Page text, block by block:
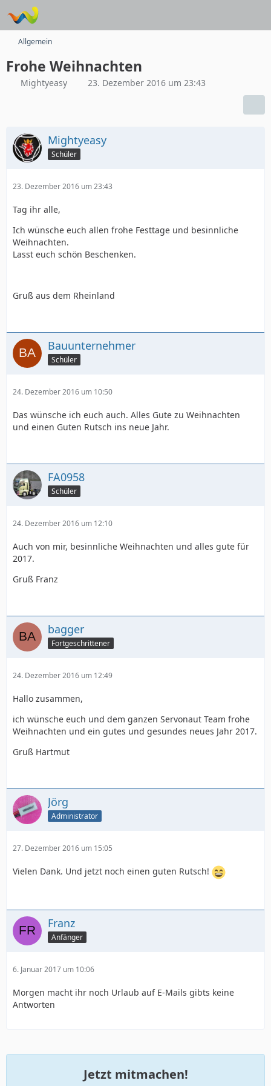
Allgemein
Frohe Weihnachten
Mightyeasy 23. Dezember 2016 um 23:43
Mightyeasy
Schüler
23. Dezember 2016 um 23:43
Tag ihr alle,
Ich wünsche euch allen frohe Festtage und besinnliche
Weihnachten.
Lasst euch schön Beschenken.
Gruß aus dem Rheinland
Bauunternehmer
Schüler
24. Dezember 2016 um 10:50
Das wünsche ich euch auch. Alles Gute zu Weihnachten
und einen Guten Rutsch ins neue Jahr.
FA0958
Schüler
24. Dezember 2016 um 12:10
Auch von mir, besinnliche Weihnachten und alles gute für
2017.
Gruß Franz
bagger
Fortgeschrittener
24. Dezember 2016 um 12:49
Hallo zusammen,
ich wünsche euch und dem ganzen Servonaut Team frohe
Weihnachten und ein gutes und gesundes neues Jahr 2017.
Gruß Hartmut
Jörg
Administrator
27. Dezember 2016 um 15:05
Vielen Dank. Und jetzt noch einen guten Rutsch!
Franz
Anfänger
6. Januar 2017 um 10:06
Morgen macht ihr noch Urlaub auf E-Mails gibts keine
Antworten
Jetzt mitmachen!